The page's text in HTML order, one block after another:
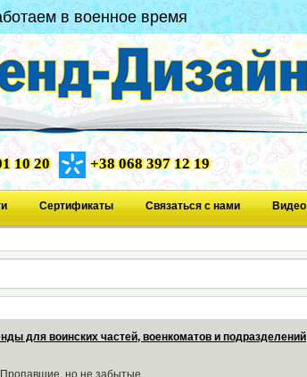
в военное время
10 20 +38 068 397 12 19
Сертификаты Связаться с нами Видео
для воинских частей, военкоматов и подразделений
Пропавшие, но не забытые